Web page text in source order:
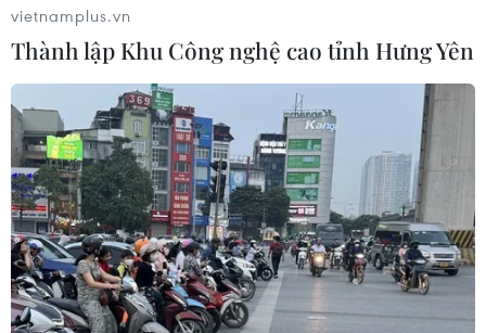
vietnamplus.vn
Thành lập Khu Công nghệ cao tỉnh Hưng Yên